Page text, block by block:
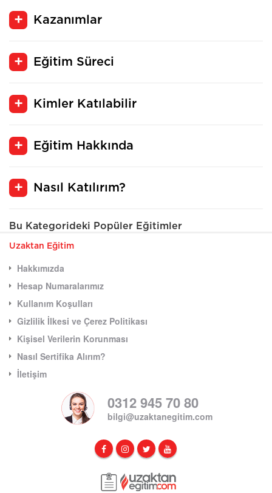
Kazanımlar
Eğitim Süreci
Kimler Katılabilir
Eğitim Hakkında
Nasıl Katılırım?
Bu Kategorideki Popüler Eğitimler
Uzaktan Eğitim
Hakkımızda
Hesap Numaralarımız
Kullanım Koşulları
Gizlilik İlkesi ve Çerez Politikası
Kişisel Verilerin Korunması
Nasıl Sertifika Alırım?
İletişim
0312 945 70 80
bilgi@uzaktanegitim.com